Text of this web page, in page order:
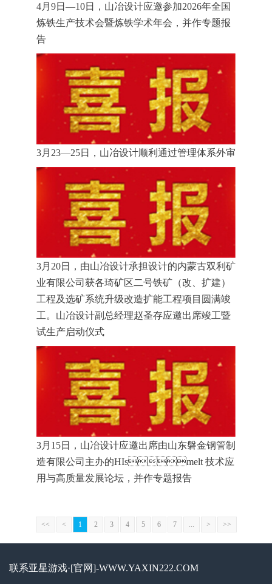
4月9日—10日，山冶设计应邀参加2026年全国
炼铁生产技术会暨炼铁学术年会，并作专题报
告
3月23—25日，山冶设计顺利通过管理体系外审
3月20日，由山冶设计承担设计的内蒙古双利矿
业有限公司获各琦矿区二号铁矿（改、扩建）
工程及选矿系统升级改造扩能工程项目圆满竣
工。山冶设计副总经理赵圣存应邀出席竣工暨
试生产启动仪式
3月15日，山冶设计应邀出席由山东磐金钢管制
造有限公司主办的HIsmelt 技术应
用与高质量发展论坛，并作专题报告
<< < 1 2 3 4 5 6 7 > >>
联系亚星游戏·[官网]-WWW.YAXIN222.COM